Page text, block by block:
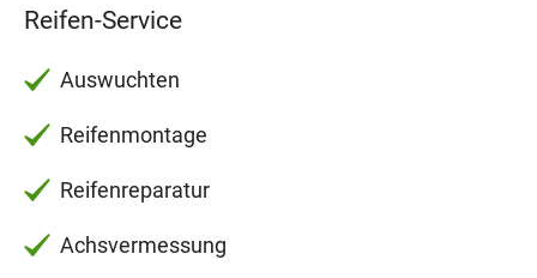
Reifen-Service
Auswuchten
Reifenmontage
Reifenreparatur
Achsvermessung